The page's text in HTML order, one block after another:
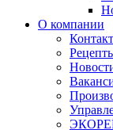
О компании